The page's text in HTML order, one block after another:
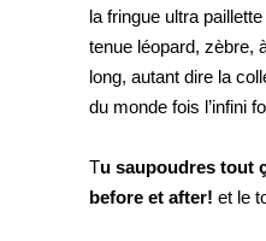
la fringue ultra
tenue léopard, zèbre,
long, autant dire la
du monde fois l’infini
Tu saupoudres tout
before et after! et le